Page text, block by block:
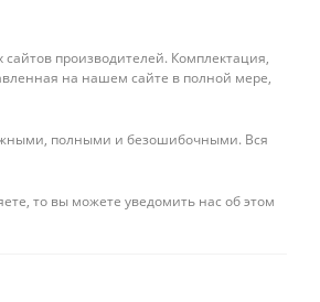
производителей. Комплектация,
на нашем сайте в полной мере,
полными и безошибочными. Вся
то вы можете уведомить нас об этом